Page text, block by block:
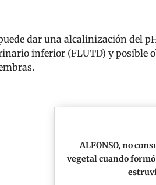
dar una alcalinización del
inferior (FLUTD) y posible
ALFONSO, no
vegetal cuando